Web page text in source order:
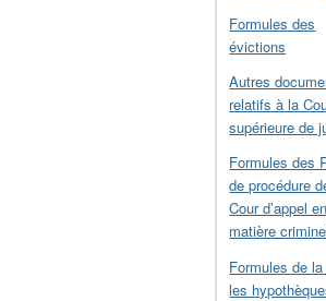
Formules des
évictions
Autres
relatifs à la
supérieure de
Formules des
de procédure
Cour d’appel en
matière
Formules de
les